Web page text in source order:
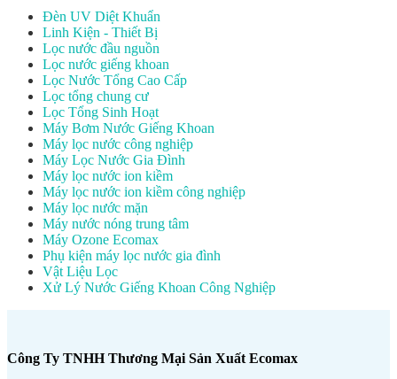
Đèn UV Diệt Khuẩn
Linh Kiện - Thiết Bị
Lọc nước đầu nguồn
Lọc nước giếng khoan
Lọc Nước Tổng Cao Cấp
Lọc tổng chung cư
Lọc Tổng Sinh Hoạt
Máy Bơm Nước Giếng Khoan
Máy lọc nước công nghiệp
Máy Lọc Nước Gia Đình
Máy lọc nước ion kiềm
Máy lọc nước ion kiềm công nghiệp
Máy lọc nước mặn
Máy nước nóng trung tâm
Máy Ozone Ecomax
Phụ kiện máy lọc nước gia đình
Vật Liệu Lọc
Xử Lý Nước Giếng Khoan Công Nghiệp
Công Ty TNHH Thương Mại Sản Xuất Ecomax